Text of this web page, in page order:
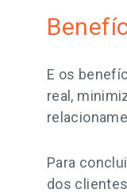
E os
real,
Para
dos